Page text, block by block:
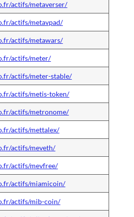
actifs/metaverser/
actifs/metavpad/
actifs/metawars/
actifs/meter/
actifs/meter-stable/
actifs/metis-token/
actifs/metronome/
actifs/mettalex/
actifs/meveth/
actifs/mevfree/
actifs/miamicoin/
actifs/mib-coin/